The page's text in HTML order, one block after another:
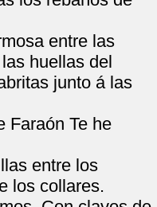
entre las
huellas del
junto á las
Faraón Te he
entre los
los collares.